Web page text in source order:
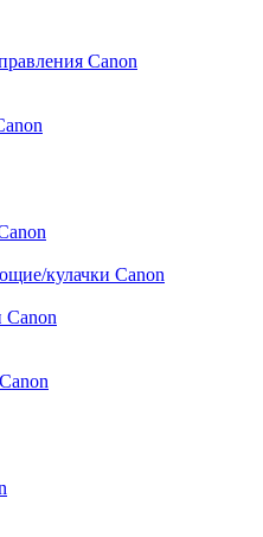
Canon
кулачки Canon